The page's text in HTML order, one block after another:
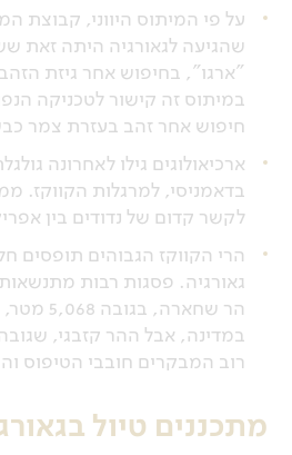
על פי המיתוס היווני, קבוצת
שהגיעה לגאורגיה היתה זאת
"ארגו", בחיפוש אחר גיזת
במיתוס זה קישור לטכניקה
חיפוש אחר זהב בעזרת צמר
בדאמניסי, למרגלות הקווקז.
לקשר קדום של נדודים בין
הרי הקווקז הגבוהים תופסים
הר שחארה,
רוב המבקרים חובבי הטיפוס
מתכננים טיול